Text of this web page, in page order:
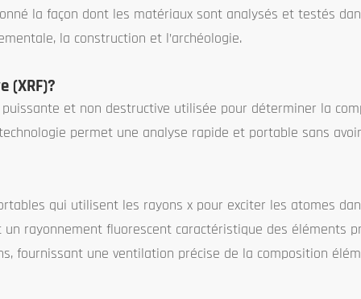
la façon dont les matériaux sont analysés et testés
la construction et l’archéologie.
(XRF)?
et non destructive utilisée pour déterminer la
permet une analyse rapide et portable sans
qui utilisent les rayons x pour exciter les atomes
rayonnement fluorescent caractéristique des éléments
fournissant une ventilation précise de la composition